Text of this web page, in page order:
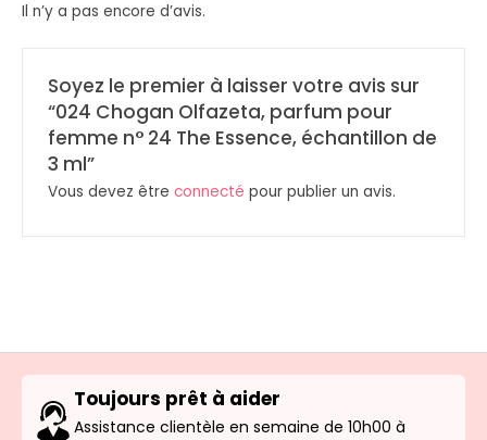
Il n’y a pas encore d’avis.
Soyez le premier à laisser votre avis sur
“024 Chogan Olfazeta, parfum pour
femme n° 24 The Essence, échantillon de
3 ml”
Vous devez être connecté pour publier un avis.
Toujours prêt à aider
Assistance clientèle en semaine de 10h00 à